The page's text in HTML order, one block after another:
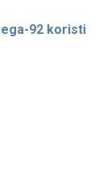
92 koristi